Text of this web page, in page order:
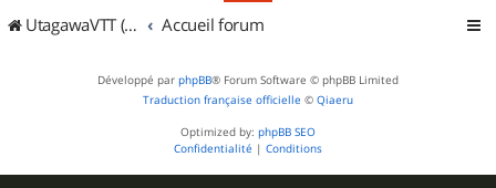
UtagawaVTT (Randos VTT et VTTAE avec traces GPS) Accueil forum
Développé par phpBB® Forum Software © phpBB Limited
Traduction française officielle © Qiaeru
Optimized by: phpBB SEO
Confidentialité | Conditions